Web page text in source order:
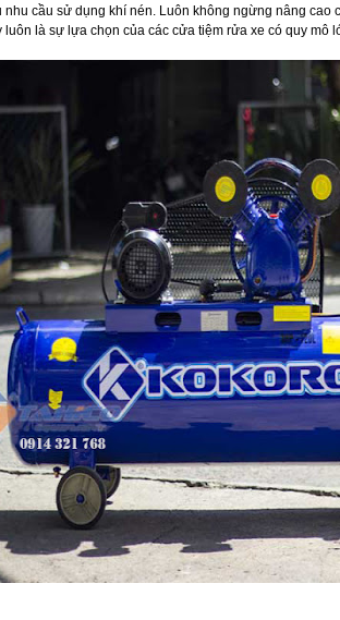
cầu sử dụng khí nén. Luôn không ngừng nâng
luôn là sự lựa chọn của các cửa tiệm rửa xe có quy mô